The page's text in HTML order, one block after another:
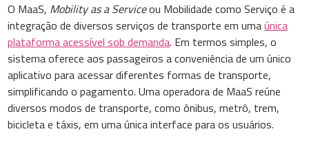
O MaaS, Mobility as a Serviceou Mobilidade como Serviço é a
integração de diversos serviços de transporte em umaúnica
plataforma acessível sob demanda. Em termos simples, o
sistema oferece aos passageiros a conveniência de um único
aplicativo para acessar diferentes formas de transporte,
simplificando o pagamento. Uma operadora de MaaS reúne
diversos modos de transporte, como ônibus, metrô, trem,
bicicleta e táxis, em uma única interface para os usuários.